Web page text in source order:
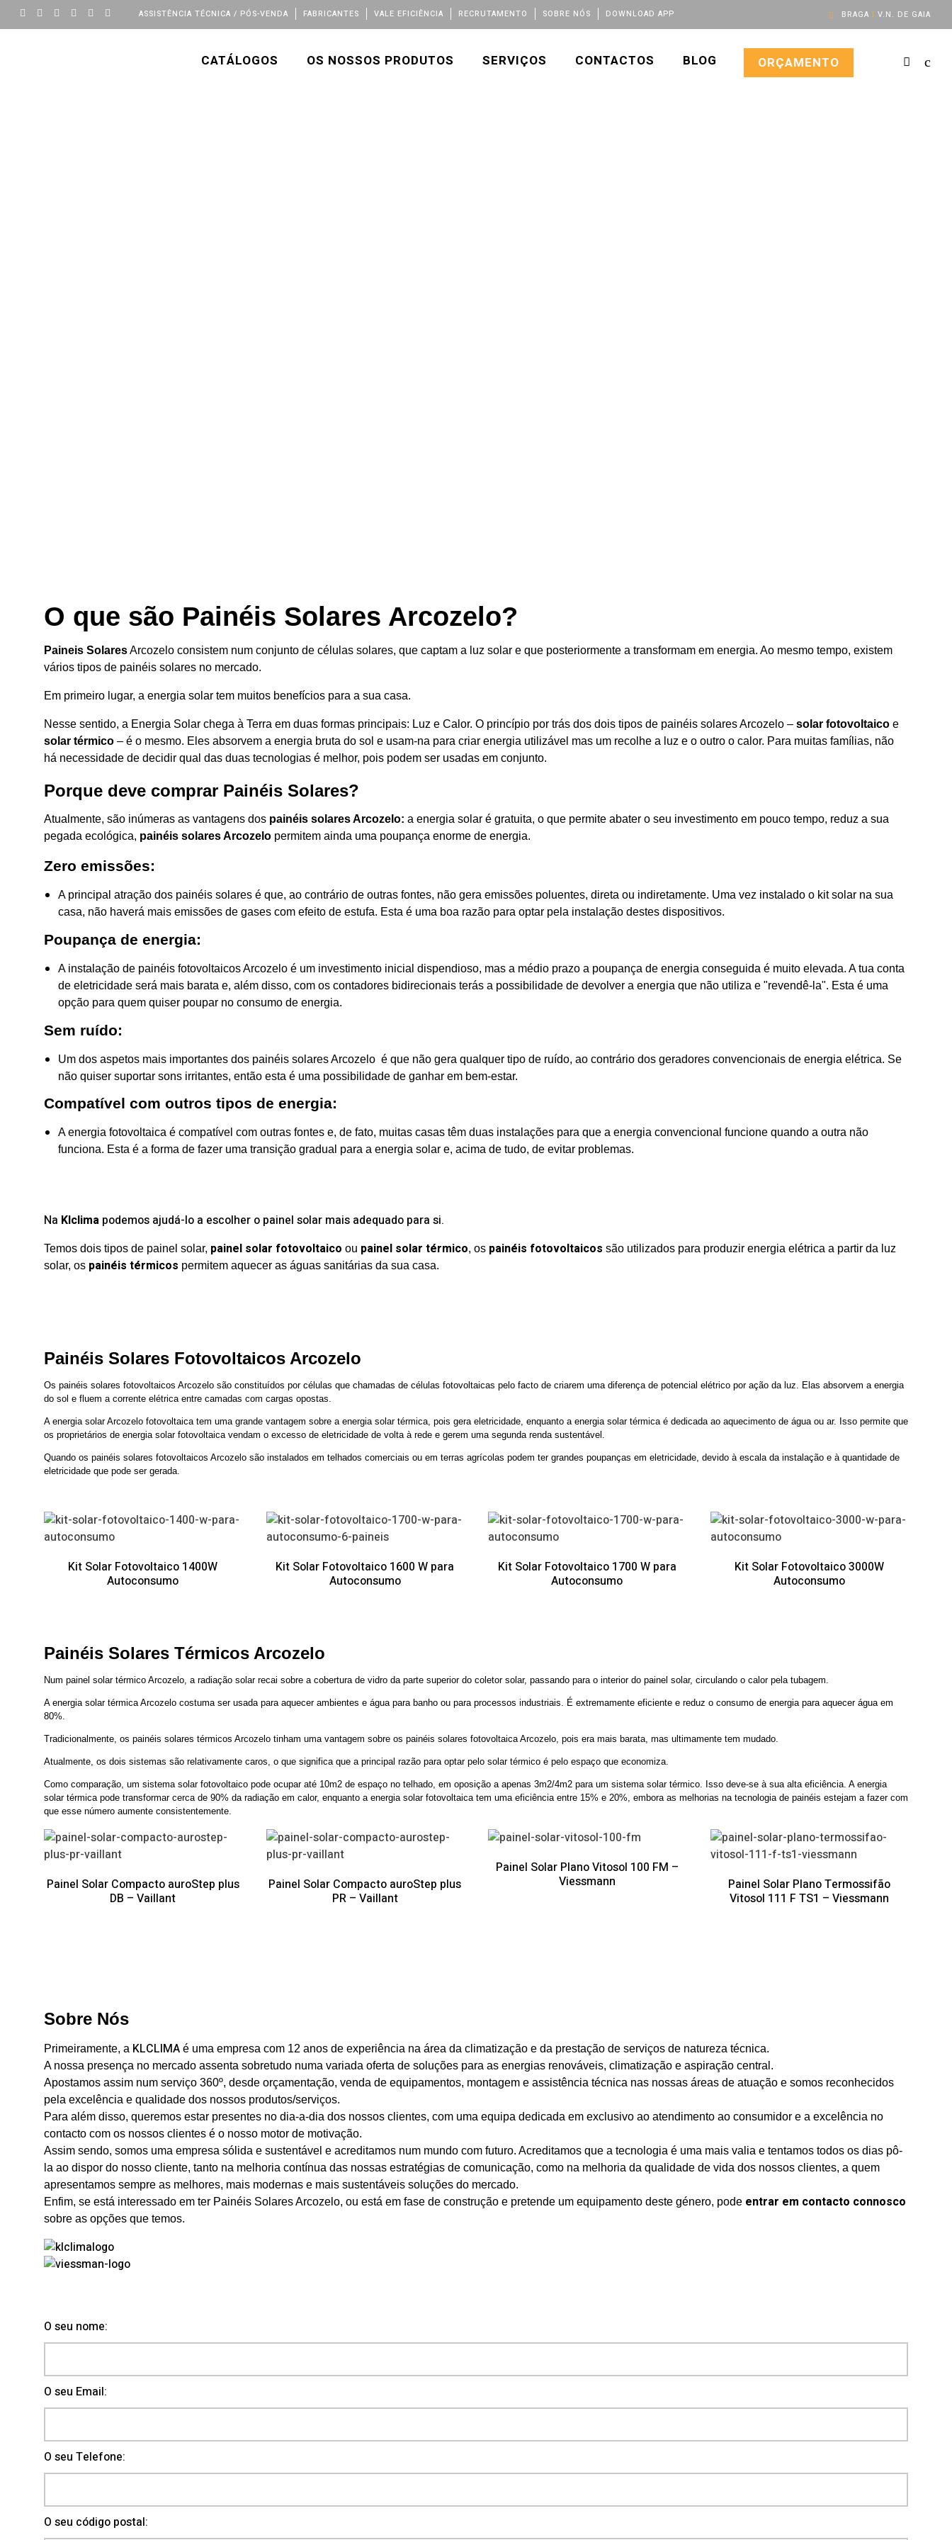
BRAGA | V.N. DE GAIA
ASSISTÊNCIA TÉCNICA / PÓS-VENDA FABRICANTES VALE EFICIÊNCIA RECRUTAMENTO SOBRE NÓS DOWNLOAD APP
CATÁLOGOS OS NOSSOS PRODUTOS SERVIÇOS CONTACTOS BLOG ORÇAMENTO
O que são Painéis Solares Arcozelo?
Paineis SolaresArcozelo consistem num conjunto de células solares, que captam a luz solar e que posteriormente a transformam em energia. Ao mesmo tempo, existem
vários tipos de painéis solares no mercado.
Em primeiro lugar, a energia solar tem muitos benefícios para a sua casa.
Nesse sentido, a Energia Solar chega à Terra em duas formas principais: Luz e Calor. O princípio por trás dos dois tipos de painéis solares Arcozelo – solar fotovoltaico e
solar térmico – é o mesmo. Eles absorvem a energia bruta do sol e usam-na para criar energia utilizável mas um recolhe a luz e o outro o calor. Para muitas famílias, não
há necessidade de decidir qual das duas tecnologias é melhor, pois podem ser usadas em conjunto.
Porque deve comprar Painéis Solares?
Atualmente, são inúmeras as vantagens dos painéis solares Arcozelo: a energia solar é gratuita, o que permite abater o seu investimento em pouco tempo, reduz a sua
pegada ecológica, painéis solares Arcozelo permitem ainda uma poupança enorme de energia.
Zero emissões:
A principal atração dos painéis solares é que, ao contrário de outras fontes, não gera emissões poluentes, direta ou indiretamente. Uma vez instalado o kit solar na sua
casa, não haverá mais emissões de gases com efeito de estufa. Esta é uma boa razão para optar pela instalação destes dispositivos.
Poupança de energia:
A instalação de painéis fotovoltaicos Arcozelo é um investimento inicial dispendioso, mas a médio prazo a poupança de energia conseguida é muito elevada. A tua conta
de eletricidade será mais barata e, além disso, com os contadores bidirecionais terás a possibilidade de devolver a energia que não utiliza e "revendê-la". Esta é uma
opção para quem quiser poupar no consumo de energia.
Sem ruído:
Um dos aspetos mais importantes dos painéis solares Arcozelo é que não gera qualquer tipo de ruído, ao contrário dos geradores convencionais de energia elétrica. Se
não quiser suportar sons irritantes, então esta é uma possibilidade de ganhar em bem-estar.
Compatível com outros tipos de energia:
A energia fotovoltaica é compatível com outras fontes e, de fato, muitas casas têm duas instalações para que a energia convencional funcione quando a outra não
funciona. Esta é a forma de fazer uma transição gradual para a energia solar e, acima de tudo, de evitar problemas.
Na Klclima podemos ajudá-lo a escolher o painel solar mais adequado para si.
Temos dois tipos de painel solar, painel solar fotovoltaico ou painel solar térmico, os painéis fotovoltaicos são utilizados para produzir energia elétrica a partir da luz
solar, os painéis térmicos permitem aquecer as águas sanitárias da sua casa.
Painéis Solares Fotovoltaicos Arcozelo
Os painéis solares fotovoltaicos Arcozelo são constituídos por células que chamadas de células fotovoltaicas pelo facto de criarem uma diferença de potencial elétrico por ação da luz. Elas absorvem a energia
do sol e fluem a corrente elétrica entre camadas com cargas opostas.
A energia solar Arcozelo fotovoltaica tem uma grande vantagem sobre a energia solar térmica, pois gera eletricidade, enquanto a energia solar térmica é dedicada ao aquecimento de água ou ar. Isso permite que
os proprietários de energia solar fotovoltaica vendam o excesso de eletricidade de volta à rede e gerem uma segunda renda sustentável.
Quando os painéis solares fotovoltaicos Arcozelo são instalados em telhados comerciais ou em terras agrícolas podem ter grandes poupanças em eletricidade, devido à escala da instalação e à quantidade de
eletricidade que pode ser gerada.
Kit Solar Fotovoltaico 1400W
Autoconsumo
Kit Solar Fotovoltaico 1600 W para
Autoconsumo
Kit Solar Fotovoltaico 1700 W para
Autoconsumo
Kit Solar Fotovoltaico 3000W
Autoconsumo
Painéis Solares Térmicos Arcozelo
Num painel solar térmico Arcozelo, a radiação solar recai sobre a cobertura de vidro da parte superior do coletor solar, passando para o interior do painel solar, circulando o calor pela tubagem.
A energia solar térmica Arcozelo costuma ser usada para aquecer ambientes e água para banho ou para processos industriais. É extremamente eficiente e reduz o consumo de energia para aquecer água em
80%.
Tradicionalmente, os painéis solares térmicos Arcozelo tinham uma vantagem sobre os painéis solares fotovoltaica Arcozelo, pois era mais barata, mas ultimamente tem mudado.
Atualmente, os dois sistemas são relativamente caros, o que significa que a principal razão para optar pelo solar térmico é pelo espaço que economiza.
Como comparação, um sistema solar fotovoltaico pode ocupar até 10m2 de espaço no telhado, em oposição a apenas 3m2/4m2 para um sistema solar térmico. Isso deve-se à sua alta eficiência. A energia
solar térmica pode transformar cerca de 90% da radiação em calor, enquanto a energia solar fotovoltaica tem uma eficiência entre 15% e 20%, embora as melhorias na tecnologia de painéis estejam a fazer com
que esse número aumente consistentemente.
Painel Solar Compacto auroStep plus
DB – Vaillant
Painel Solar Compacto auroStep plus
PR – Vaillant
Painel Solar Plano Vitosol 100 FM –
Viessmann
Painel Solar Plano Termossifão
Vitosol 111 F TS1 – Viessmann
Sobre Nós
Primeiramente, a KLCLIMA é uma empresa com 12 anos de experiência na área da climatização e da prestação de serviços de natureza técnica.
A nossa presença no mercado assenta sobretudo numa variada oferta de soluções para as energias renováveis, climatização e aspiração central.
Apostamos assim num serviço 360º, desde orçamentação, venda de equipamentos, montagem e assistência técnica nas nossas áreas de atuação e somos reconhecidos
pela excelência e qualidade dos nossos produtos/serviços.
Para além disso, queremos estar presentes no dia-a-dia dos nossos clientes, com uma equipa dedicada em exclusivo ao atendimento ao consumidor e a excelência no
contacto com os nossos clientes é o nosso motor de motivação.
Assim sendo, somos uma empresa sólida e sustentável e acreditamos num mundo com futuro. Acreditamos que a tecnologia é uma mais valia e tentamos todos os dias pô-
la ao dispor do nosso cliente, tanto na melhoria contínua das nossas estratégias de comunicação, como na melhoria da qualidade de vida dos nossos clientes, a quem
apresentamos sempre as melhores, mais modernas e mais sustentáveis soluções do mercado.
Enfim, se está interessado em ter Painéis Solares Arcozelo, ou está em fase de construção e pretende um equipamento deste género, pode entrar em contacto connosco
sobre as opções que temos.
O seu nome:
O seu Email:
O seu Telefone:
O seu código postal: